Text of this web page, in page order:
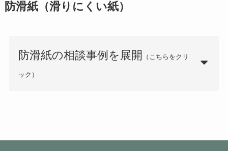
防滑紙（滑りにくい紙）
防滑紙の相談事例を展開 （こちらをクリ
ック）